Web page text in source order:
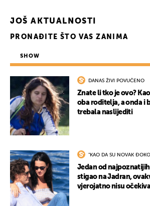
JOŠ AKTUALNOSTI
PRONAĐITE ŠTO VAS ZANIMA
SHOW
DANAS ŽIVI POVUČENO
Znate li tko je ovo?
oba roditelja, a onda i
trebala naslijediti
"KAO DA SU NOVAK
Jedan od
stigao na Jadran,
vjerojatno nisu